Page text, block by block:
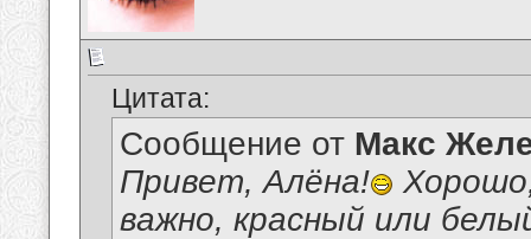
Цитата:
Сообщение от Макс
Привет, Алёна!
важно, красный или